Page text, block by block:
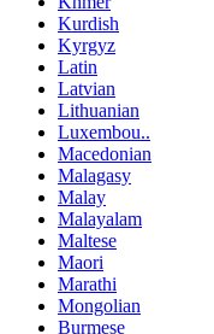
Kurdish
Kyrgyz
Latin
Latvian
Lithuanian
Luxembou..
Macedonian
Malagasy
Malay
Malayalam
Maltese
Maori
Marathi
Mongolian
Burmese